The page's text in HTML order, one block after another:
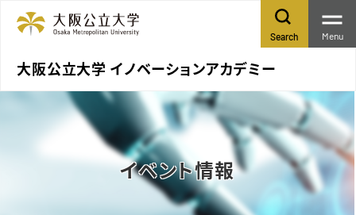
大阪公立大学 イノベーションアカデミー
Search Menu
イベント情報